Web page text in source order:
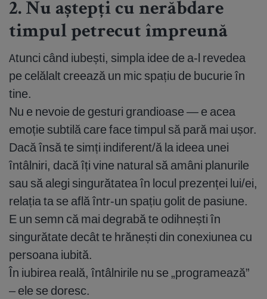
2. Nu aștepți cu nerăbdare
timpul petrecut împreună
Atunci când iubești, simpla idee de a-l revedea
pe celălalt creează un mic spațiu de bucurie în
tine.
Nu e nevoie de gesturi grandioase — e acea
emoție subtilă care face timpul să pară mai ușor.
Dacă însă te simți indiferent/ă la ideea unei
întâlniri, dacă îți vine natural să amâni planurile
sau să alegi singurătatea în locul prezenței lui/ei,
relația ta se află într-un spațiu golit de pasiune.
E un semn că mai degrabă te odihnești în
singurătate decât te hrănești din conexiunea cu
persoana iubită.
În iubirea reală, întâlnirile nu se „programează”
– ele se doresc.